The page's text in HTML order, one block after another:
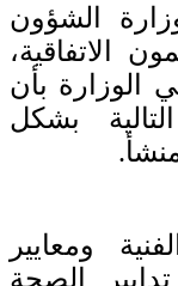
الشؤون
الاتفاقية،
الوزارة بأن
بشكل
ومعايير
تدابير الصحة